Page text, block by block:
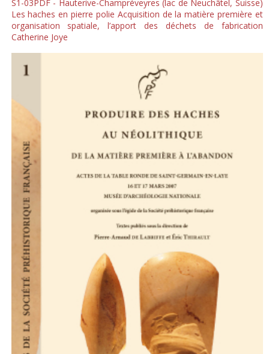
S1-03PDF - Hauterive-Champréveyres (lac de Neuchâtel, Suisse)
Les haches en pierre polie Acquisition de la matière première et
organisation spatiale, l’apport des déchets de fabrication
Catherine Joye